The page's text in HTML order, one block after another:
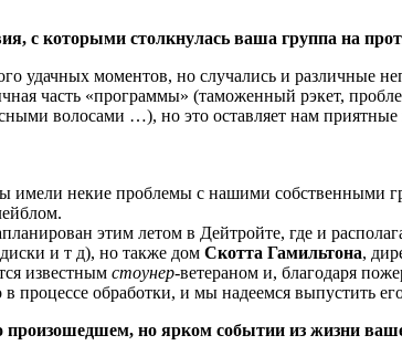
с которыми столкнулась ваша группа на
удачных моментов, но случались и различные
часть «программы» (таможенный рэкет,
волосами …), но это оставляет нам
имели некие проблемы с нашими собственными
этим летом в Дейтройте, где и
и т д), но также дом Скотта Гамильтона,
известным стоунер-ветераном и, благодаря
процессе обработки, и мы надеемся выпустить
произошедшем, но ярком событии из жизни